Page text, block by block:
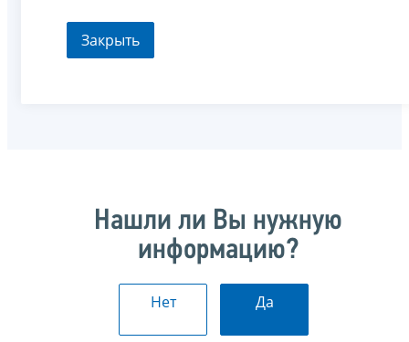
Закрыть
Нашли ли Вы нужную
информацию?
Нет Да